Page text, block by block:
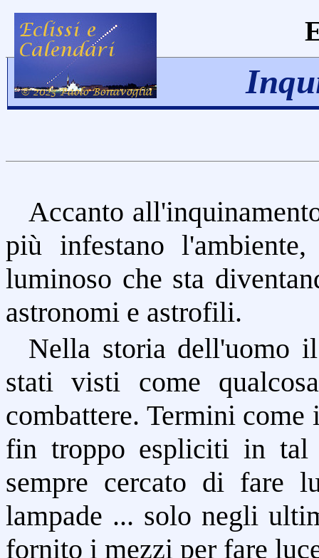
Accanto
più infestano
luminoso che sta
astronomi e astrofili.
Nella storia dell'uomo
stati visti come
combattere. Termini
fin troppo espliciti in tal
sempre cercato di fare
lampade ... solo negli
fornito i mezzi per fare